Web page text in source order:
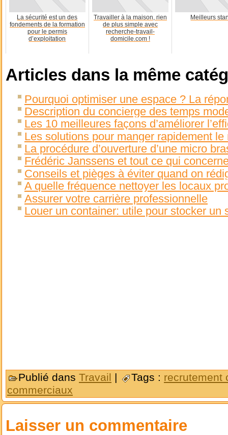
La sécurité est un des
fondements de la formation
pour le permis
d’exploitation
Travailler à la maison, rien
de plus simple avec
recherche-travail-
domicile.com !
Meilleurs
Articles dans la même
Pourquoi optimiser une espace ? La
Description du concierge des temps
Les 10 meilleures façons d’améliorer
Les solutions pour manger rapidement le
La procédure d’ouverture d’une micro
Frédéric Janssens et tout ce qui
Conseils et pièges à éviter quand on
A quelle fréquence nettoyer les locaux
Assurer votre carrière professionnelle
Louer un container: utile pour stocker un
Publié dans Travail | Tags : recrutement
commerciaux
Laisser un commentaire